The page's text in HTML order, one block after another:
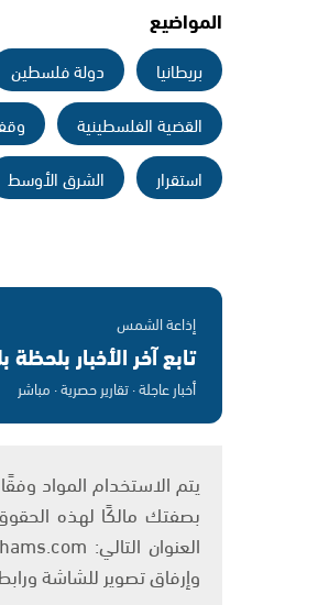
المواضيع
بريطانيا دولة فلسطين
القضية الفلسطينية
استقرار
الشرق الأوسط
إذاعة الشمس
تابع آخر الأخبار
أخبار عاجلة · تقارير حصرية · مباشر
بصفتك مالكًا لهذه
وإرفاق تصوير للشاشة